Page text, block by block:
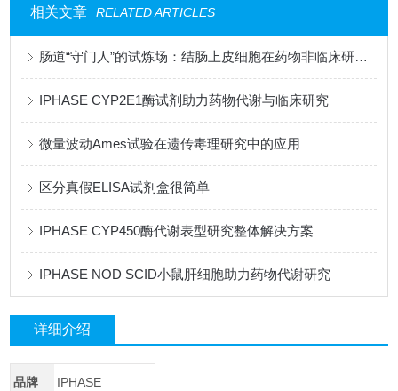
相关文章 RELATED ARTICLES
肠道“守门人”的试炼场：结肠上皮细胞在药物非临床研究中的关键角色
IPHASE CYP2E1酶试剂助力药物代谢与临床研究
微量波动Ames试验在遗传毒理研究中的应用
区分真假ELISA试剂盒很简单
IPHASE CYP450酶代谢表型研究整体解决方案
IPHASE NOD SCID小鼠肝细胞助力药物代谢研究
详细介绍
品牌 IPHASE